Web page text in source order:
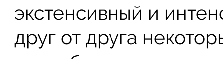
экстенсивный и
друг от друга